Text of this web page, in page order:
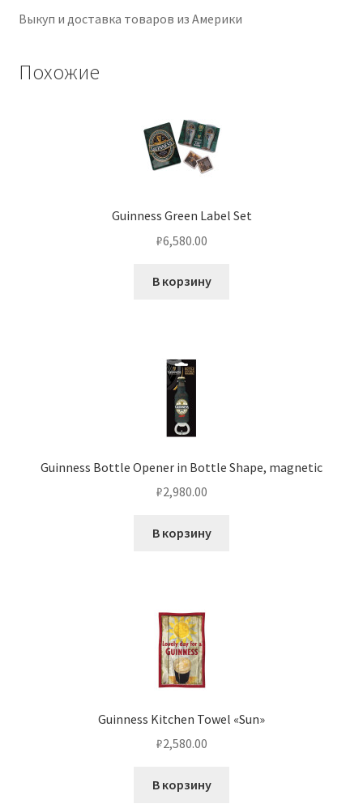
Выкуп и доставка товаров из Америки
Похожие
Guinness Green Label Set
₽6,580.00
В корзину
Guinness Bottle Opener in Bottle Shape, magnetic
₽2,980.00
В корзину
Guinness Kitchen Towel «Sun»
₽2,580.00
В корзину